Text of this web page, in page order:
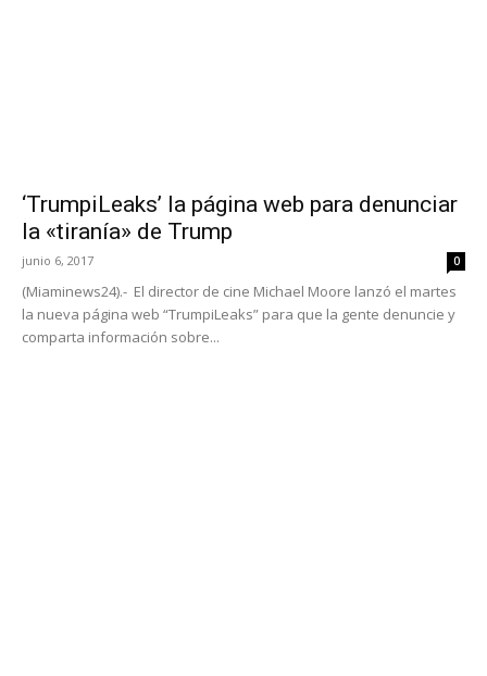
‘TrumpiLeaks’ la página web para denunciar
la «tiranía» de Trump
junio 6, 2017 0
(Miaminews24).- El director de cine Michael Moore lanzó el martes
la nueva página web “TrumpiLeaks” para que la gente denuncie y
comparta información sobre...